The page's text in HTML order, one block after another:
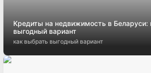
Кредиты на недвижимость в Беларуси:
выгодный вариант
как выбрать выгодный вариант